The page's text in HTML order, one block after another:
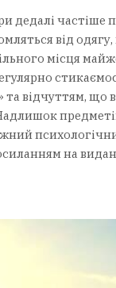
дедалі частіше
від одягу,
місця
та відчуттям, що
на